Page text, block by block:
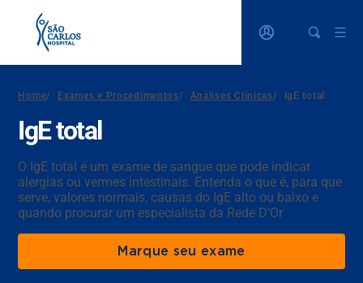
Home/ Exames e Procedimentos/ Análises Clínicas/ IgE total
IgE total
O IgE total é um exame de sangue que pode indicar
alergias ou vermes intestinais. Entenda o que é, para que
serve, valores normais, causas do IgE alto ou baixo e
quando procurar um especialista da Rede D’Or
Marque seu exame